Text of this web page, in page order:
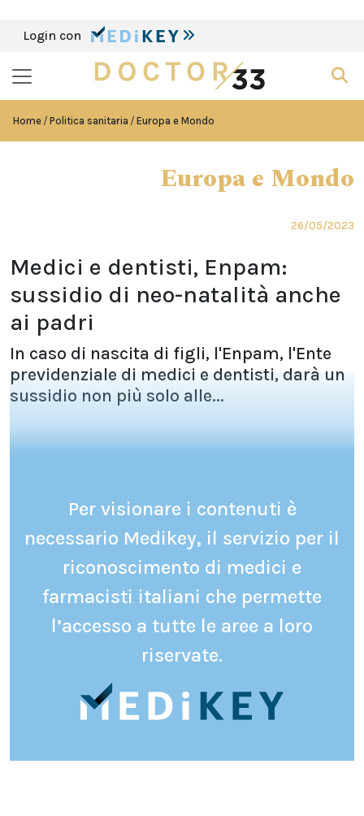
Login con
Home Politica sanitaria Europa e Mondo
Europa e Mondo
26/05/2023
Medici e dentisti, Enpam:
sussidio di neo-natalità anche
ai padri
In caso di nascita di figli, l'Enpam, l'Ente
previdenziale di medici e dentisti, darà un
sussidio non più solo alle...
Per visionare i contenuti è
necessario Medikey, il servizio per il
riconoscimento di medici e
farmacisti italiani che permette
l’accesso a tutte le aree a loro
riservate.